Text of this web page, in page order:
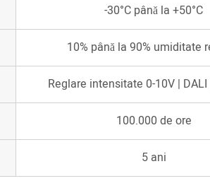
-30°C până la +50°C
10% până la 90% umiditate
Reglare intensitate 0-10V |
100.000 de ore
5 ani